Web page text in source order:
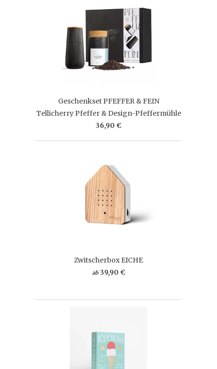
Geschenkset PFEFFER & FEIN
Tellicherry Pfeffer & Design-Pfeffermühle
36,90 €
Zwitscherbox EICHE
ab 39,90 €